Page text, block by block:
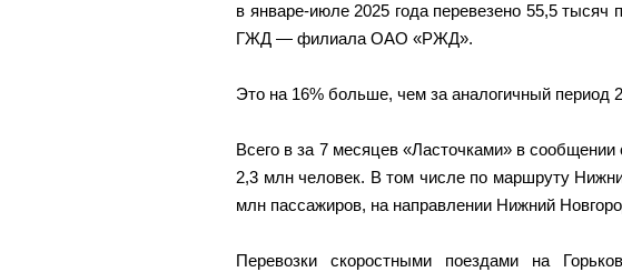
в январе-июле 2025 года перевезено 55,5
ГЖД — филиала ОАО «РЖД».
Это на 16% больше, чем за аналогичный период
Всего в за 7 месяцев «Ласточками» в
2,3 млн человек. В том числе по маршруту
млн пассажиров, на направлении Нижний
Перевозки скоростными поездами на